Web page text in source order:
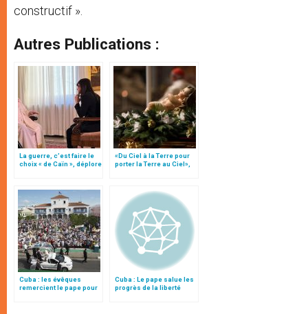
constructif ».
Autres Publications :
La guerre, c’est faire le
choix « de Caïn », déplore
«Du Ciel à la Terre pour
porter la Terre au Ciel»,
Cuba : les évêques
remercient le pape pour
Cuba : Le pape salue les
progrès de la liberté